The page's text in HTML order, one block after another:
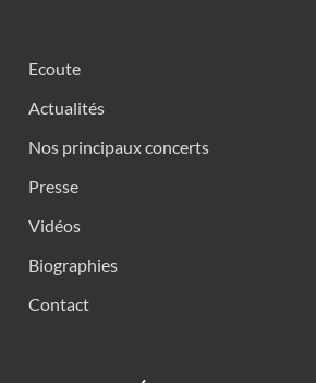
Ecoute
Actualités
Nos principaux concerts
Presse
Vidéos
Biographies
Contact